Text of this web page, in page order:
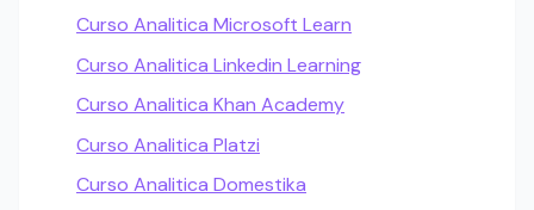
Curso Analitica Microsoft Learn
Curso Analitica Linkedin Learning
Curso Analitica Khan Academy
Curso Analitica Platzi
Curso Analitica Domestika